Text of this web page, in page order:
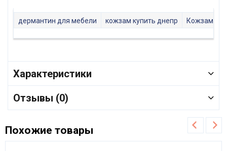
дермантин для мебели кожзам купить днепр Кожзам
Характеристики
Отзывы (0)
Похожие товары